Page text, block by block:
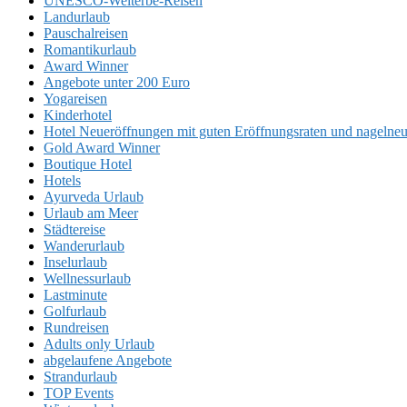
Landurlaub
Pauschalreisen
Romantikurlaub
Award Winner
Angebote unter 200 Euro
Yogareisen
Kinderhotel
Hotel Neueröffnungen mit guten Eröffnungsraten und
Gold Award Winner
Boutique Hotel
Hotels
Ayurveda Urlaub
Urlaub am Meer
Städtereise
Wanderurlaub
Inselurlaub
Wellnessurlaub
Lastminute
Golfurlaub
Rundreisen
Adults only Urlaub
abgelaufene Angebote
Strandurlaub
TOP Events